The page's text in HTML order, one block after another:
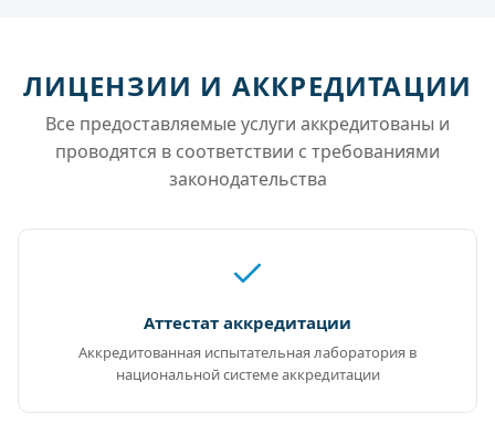
ЛИЦЕНЗИИ И АККРЕДИТАЦИИ
Все предоставляемые услуги аккредитованы и
проводятся в соответствии с требованиями
законодательства
Аттестат аккредитации
Аккредитованная испытательная лаборатория в
национальной системе аккредитации